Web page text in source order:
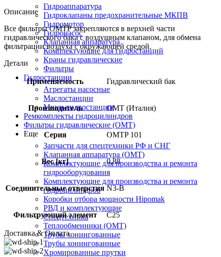
Гидроаппаратура
Гидроклапаны предохранительные МКПВ
Гидромотор
Гидронасос
Клапанная аппаратура
Комплектующие для гидростанций
Краны гидравлические
Фильтры
Гидростанции
Агрегаты насосные
Маслостанции
Мини-гидростанции
Ремкомплекты гидроцилиндров
Фильтры гидравлические (OMT)
Еще
Запчасти для спецтехники РФ и СНГ
Клапанная аппаратура (OMT)
Комплектующие для производства и ремонта
гидрооборудования
Комплектующие для производства и ремонта
гидроцилиндров
Коробки отбора мощности Hipomak
РВД и комплектующие
Спецтехника
Теплообменники (OMT)
Трубы хонингованные
Трубы хонингованные
Хромированные прутки
Описание
Все фильтры OMTP закрепляются в верхней части
гидравлического бака с воздушным клапаном, для обмена
фильтрации воздуха с окружающей средой.
Детали
Применяемость Гидравлический бак
Производитель OMT (Италия)
Серия OMTP 101
Вес [кг] 0.88
Соединительные отверстия N3-B
Фильтрующий элемент C25
Доставка & Оплата